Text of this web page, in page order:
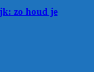
zo houd je